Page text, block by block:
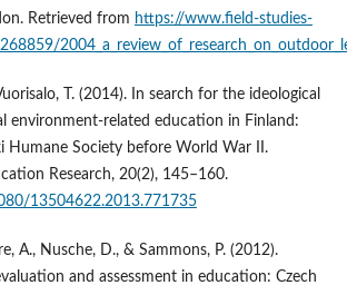
Retrieved from https://www.field-studies-
T. (2014). In search for the ideological
environment-related education in Finland:
Humane Society before World War II.
Research, 20(2), 145–160.
13504622.2013.771735
A., Nusche, D., & Sammons, P. (2012).
and assessment in education: Czech